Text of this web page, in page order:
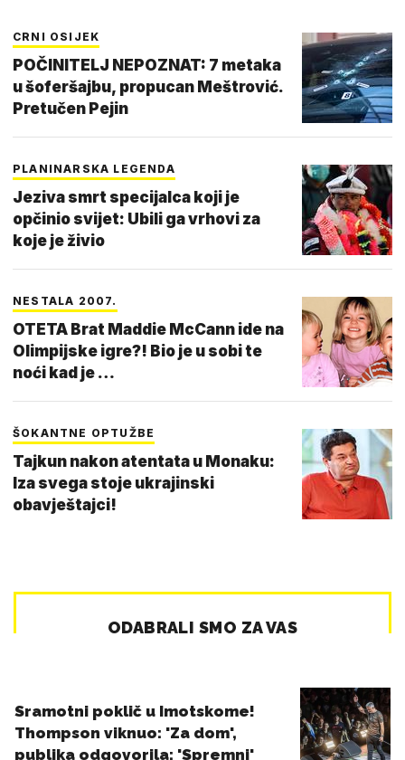
CRNI OSIJEK
POČINITELJ NEPOZNAT: 7 metaka
u šoferšajbu, propucan Meštrović.
Pretučen Pejin
PLANINARSKA LEGENDA
Jeziva smrt specijalca koji je
opčinio svijet: Ubili ga vrhovi za
koje je živio
NESTALA 2007.
OTETA Brat Maddie McCann ide na
Olimpijske igre?! Bio je u sobi te
noći kad je …
ŠOKANTNE OPTUŽBE
Tajkun nakon atentata u Monaku:
Iza svega stoje ukrajinski
obavještajci!